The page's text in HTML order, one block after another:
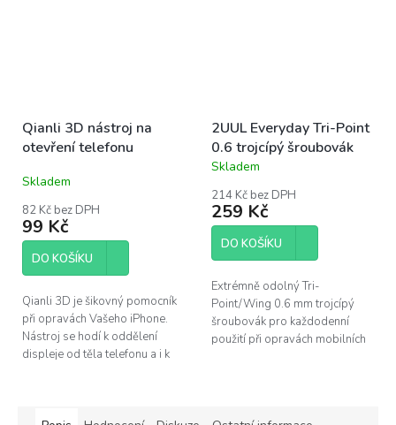
Qianli 3D nástroj na
otevření telefonu
Skladem
82 Kč bez DPH
99 Kč
DO KOŠÍKU
Qianli 3D je šikovný pomocník
při opravách Vašeho iPhone.
Nástroj se hodí k oddělení
displeje od těla telefonu a i k
2UUL Everyday Tri-Point
0.6 trojcípý šroubovák
Průměrné
produktu
je
5,0
hvězdiček.
Skladem
214 Kč bez DPH
259 Kč
DO KOŠÍKU
Extrémně odolný Tri-
Point/Wing 0.6 mm trojcípý
šroubovák pro každodenní
použití při opravách mobilních